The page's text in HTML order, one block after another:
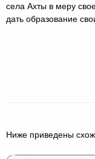
села Ахты в меру
дать образование
Ниже приведены